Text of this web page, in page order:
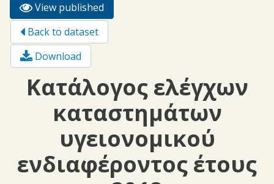
Primary tabs
View published
tab)
Back to dataset
Download
Κατάλογος ελέγχων
καταστημάτων
υγειονομικού
ενδιαφέροντος έτους